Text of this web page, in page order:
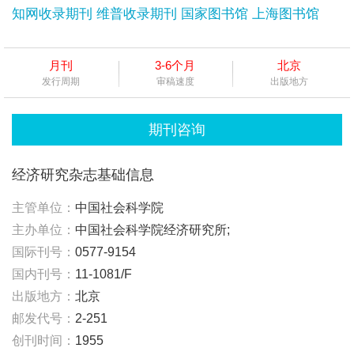
知网收录期刊 维普收录期刊 国家图书馆 上海图书馆
月刊
发行周期
3-6个月
审稿速度
北京
出版地方
期刊咨询
经济研究杂志基础信息
主管单位： 中国社会科学院
主办单位： 中国社会科学院经济研究所;
国际刊号： 0577-9154
国内刊号： 11-1081/F
出版地方： 北京
邮发代号： 2-251
创刊时间： 1955